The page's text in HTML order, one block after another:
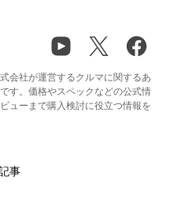
会社が運営するクルマに関するあ
す。価格やスペックなどの公式情
ューまで購入検討に役立つ情報を
事